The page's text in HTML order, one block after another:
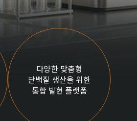
다양한 맞춤형
단백질 생산을 위한
통합 발현 플랫폼